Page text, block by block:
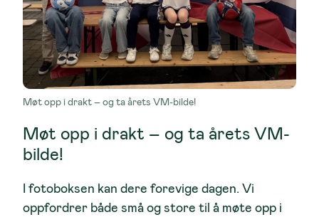
Møt opp i drakt – og ta årets VM-bilde!
Møt opp i drakt – og ta årets VM-
bilde!
I fotoboksen kan dere forevige dagen. Vi
oppfordrer både små og store til å møte opp i